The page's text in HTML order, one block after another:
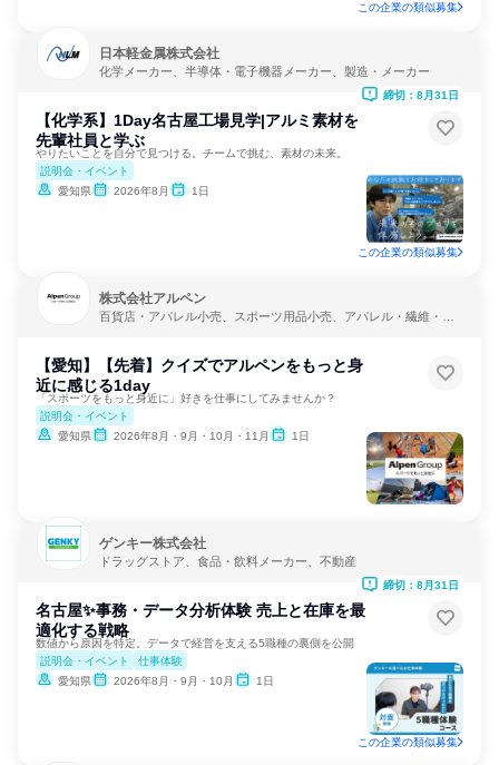
この企業の類似募集
日本軽金属株式会社
化学メーカー、半導体・電子機器メーカー、製造・メーカー
【化学系】1Day名古屋工場見学|アルミ素材を
先輩社員と学ぶ
やりたいことを自分で見つける。チームで挑む、素材の未来。
説明会・イベント
愛知県
2026年8月 1日
締切：8月31日
この企業の類似募集
株式会社アルペン
百貨店・アパレル小売、スポーツ用品小売、アパレル・繊維・ス
【愛知】【先着】クイズでアルペンをもっと身
近に感じる1day
「スポーツをもっと身近に」好きを仕事にしてみませんか？
説明会・イベント
愛知県
2026年8月・9月・10月・11月 1日
ゲンキー株式会社
ドラッグストア、食品・飲料メーカー、不動産
名古屋✨事務・データ分析体験 売上と在庫を最
適化する戦略
数値から原因を特定。データで経営を支える5職種の裏側を公開
説明会・イベント
仕事体験
愛知県
2026年8月・9月・10月 1日
締切：8月31日
この企業の類似募集